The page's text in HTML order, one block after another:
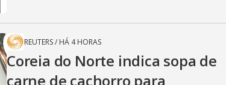
REUTERS/ HÁ 4 HORAS
Coreia do Norte indica sopa de
carne de cachorro para